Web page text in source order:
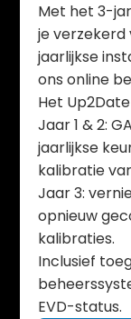
Met het 3-
je verzekerd
jaarlijkse
ons online
Het
Jaar 1 & 2:
jaarlijkse
kalibratie
Jaar 3:
opnieuw
kalibraties.
Inclusief
EVD-status.